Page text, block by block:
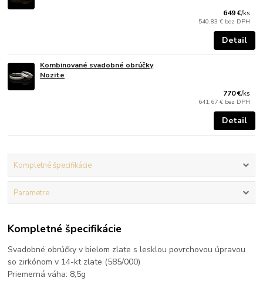
649 €/ks
540,83 € bez DPH
Detail
Kombinované svadobné obrúčky
Nozite
770 €/ks
641,67 € bez DPH
Detail
Kompletné špecifikácie
Parametre
Kompletné špecifikácie
Svadobné obrúčky v bielom zlate s lesklou povrchovou úpravou
so zirkónom v 14-kt zlate (585/000)
Priemerná váha: 8,5g